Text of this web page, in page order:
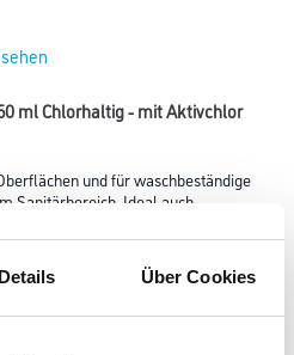
Details Über Cookies
ml Chlorhaltig - mit Aktivchlor
und für waschbeständige
Sanitärbereich. Ideal auch